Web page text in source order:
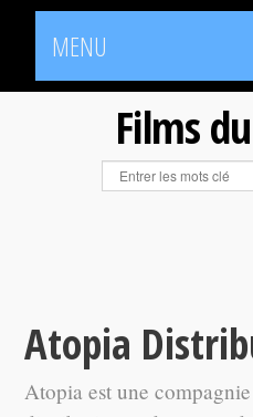
MENU
Films
Atopia
Atopia est une